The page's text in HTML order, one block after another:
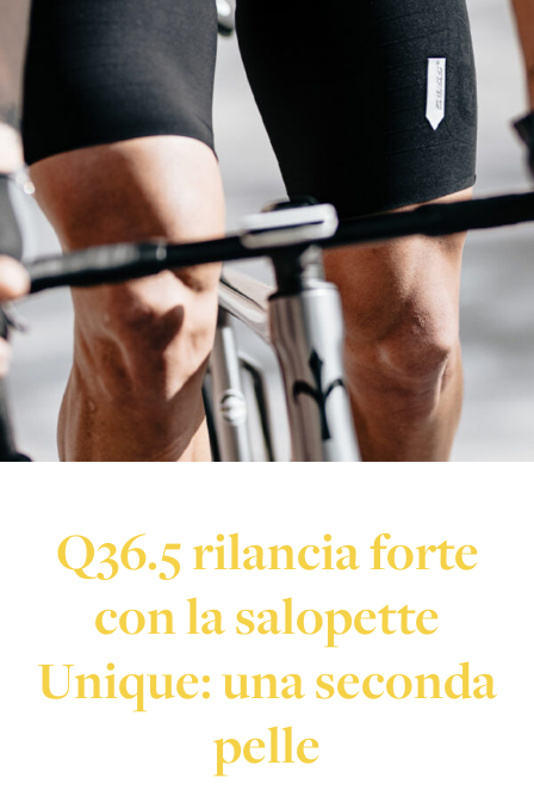
Q36.5 rilancia forte
con la salopette
Unique: una seconda
pelle